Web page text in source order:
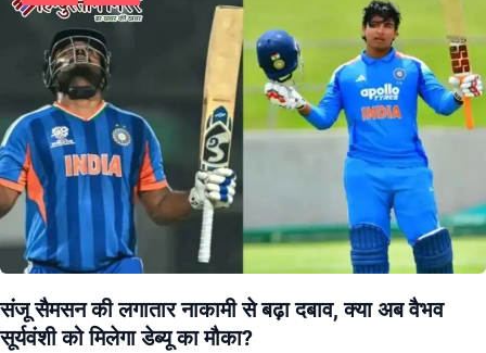
संजू सैमसन की लगातार नाकामी से बढ़ा दबाव, क्या अब वैभव
सूर्यवंशी को मिलेगा डेब्यू का मौका?